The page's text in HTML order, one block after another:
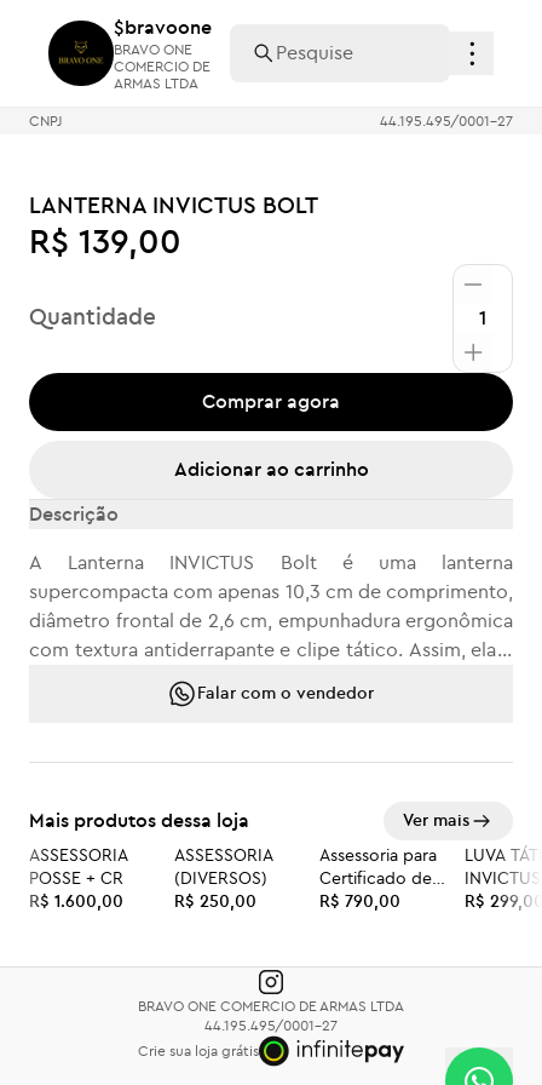
$bravoone
BRAVO ONE
COMERCIO DE
ARMAS LTDA
$bravoone
BRAVO ONE
COMERCIO DE
ARMAS LTDA
CNPJ 44.195.495/0001-27
LANTERNA INVICTUS BOLT
R$ 139,00
Quantidade
Comprar agora
Adicionar ao carrinho
Descrição
A Lanterna INVICTUS Bolt é uma lanterna
supercompacta com apenas 10,3 cm de comprimento,
diâmetro frontal de 2,6 cm, empunhadura ergonômica
com textura antiderrapante e clipe tático. Assim, ela é
indicada para compor diversos tipos de EDC, sem
ocupar muito espaço.
lúmens e um alcance de feixe de luz de até 100
funções: alta, média e estrobo. Além disso, ela
também conta com multifunção inteligente. Ou seja, o
seu acendimento será sempre no modo de alta
intensidade.
Bolt conta com proteção IP44 (proteção contra
partículas sólidas maiores que 1 mm e respingo de
água) e foco regulável com a função zoom. Ainda,
acompanha carregador e Bateria Recarregável
Falar com o vendedor
Mais produtos dessa loja Ver mais
ASSESSORIA
POSSE + CR
R$ 1.600,00
ASSESSORIA
(DIVERSOS)
R$ 250,00
Assessoria para
Certificado de
Registro (CAC)
R$ 790,00
LUVA
INVICTUS
BUNKER
R$
BRAVO ONE COMERCIO DE ARMAS LTDA
44.195.495/0001-27
Crie sua loja grátis